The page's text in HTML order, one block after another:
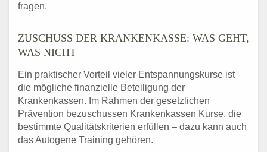
fragen.
ZUSCHUSS DER KRANKENKASSE: WAS GEHT,
WAS NICHT
Ein praktischer Vorteil vieler Entspannungskurse ist
die mögliche finanzielle Beteiligung der
Krankenkassen. Im Rahmen der gesetzlichen
Prävention bezuschussen Krankenkassen Kurse, die
bestimmte Qualitätskriterien erfüllen – dazu kann auch
das Autogene Training gehören.